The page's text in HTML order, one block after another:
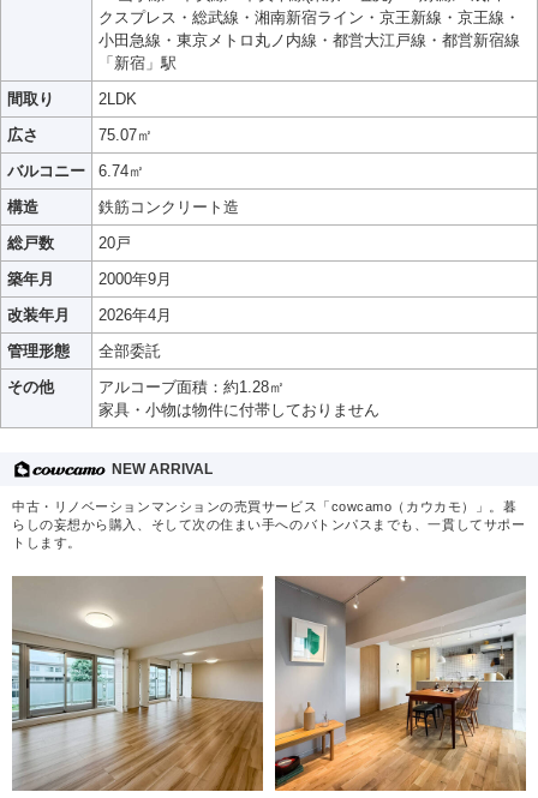
クスプレス・総武線・湘南新宿ライン・京王新線・京王線・
小田急線・東京メトロ丸ノ内線・都営大江戸線・都営新宿線
「新宿」駅
間取り
2LDK
広さ
75.07㎡
バルコニー
6.74㎡
構造
鉄筋コンクリート造
総戸数
20戸
築年月
2000年9月
改装年月
2026年4月
管理形態
全部委託
その他
アルコーブ面積：約1.28㎡
家具・小物は物件に付帯しておりません
NEW ARRIVAL
中古・リノベーションマンションの売買サービス「cowcamo（カウカモ）」。暮
らしの妄想から購入、そして次の住まい手へのバトンパスまでも、一貫してサポー
トします。